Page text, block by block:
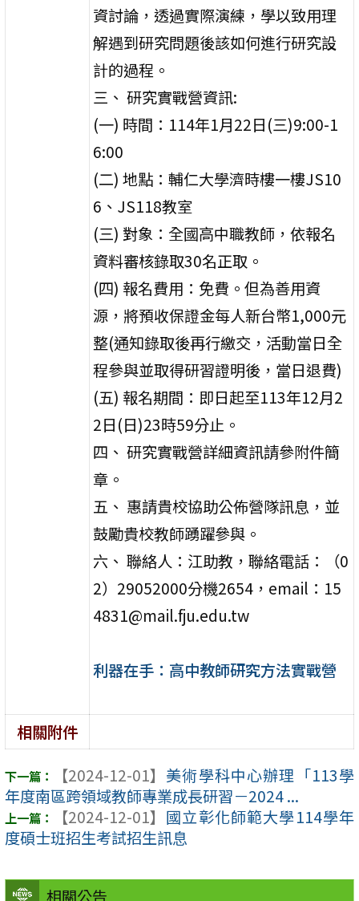
相關公告
資討論，透過實際演練，學以致用理
解遇到研究問題後該如何進行研究設
計的過程。
三、 研究實戰營資訊:
(一) 時間：114年1月22日(三)9:00-1
6:00
(二) 地點：輔仁大學濟時樓一樓JS10
6、JS118教室
(三) 對象：全國高中職教師，依報名
資料審核錄取30名正取。
(四) 報名費用：免費。但為善用資
源，將預收保證金每人新台幣1,000元
整(通知錄取後再行繳交，活動當日全
程參與並取得研習證明後，當日退費)
(五) 報名期間：即日起至113年12月2
2日(日)23時59分止。
四、 研究實戰營詳細資訊請參附件簡
章。
五、 惠請貴校協助公佈營隊訊息，並
鼓勵貴校教師踴躍參與。
六、 聯絡人：江助教，聯絡電話：（0
2）29052000分機2654，email：15
4831@mail.fju.edu.tw
利器在手：高中教師研究方法實戰營
相關附件
【2024-12-01】 美術學科中心辦理「113學
年度南區跨領域教師專業成長研習－2024 ...
【2024-12-01】 國立彰化師範大學114學年
度碩士班招生考試招生訊息